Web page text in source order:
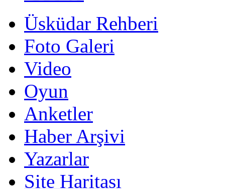
Üsküdar Rehberi
Foto Galeri
Video
Oyun
Anketler
Haber Arşivi
Yazarlar
Site Haritası